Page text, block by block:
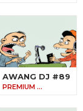
AWANG DJ #89
PREMIUM …